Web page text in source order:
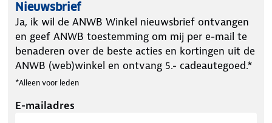
Nieuwsbrief
Ja, ik wil de ANWB Winkel nieuwsbrief ontvangen
en geef ANWB toestemming om mij per e-mail te
benaderen over de beste acties en kortingen uit de
ANWB (web)winkel en ontvang 5.- cadeautegoed.*
*Alleen voor leden
E-mailadres